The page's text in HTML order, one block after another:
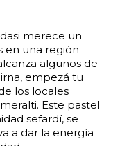
merece un
en una región
algunos de
empezá tu
los locales
Este pastel
sefardí, se
a dar la energía